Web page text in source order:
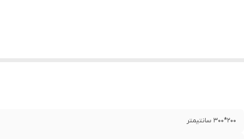
200*300 سانتیمتر